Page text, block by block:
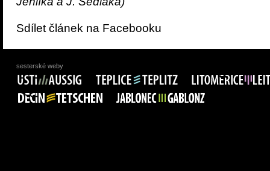
Sdílet článek na Facebooku
sesterské weby